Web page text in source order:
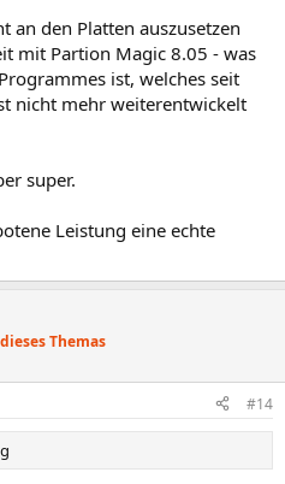
an den Platten auszusetzen
mit Partion Magic 8.05 - was
ist, welches seit
nicht mehr weiterentwickelt
super.
Leistung eine echte
Themas
#14